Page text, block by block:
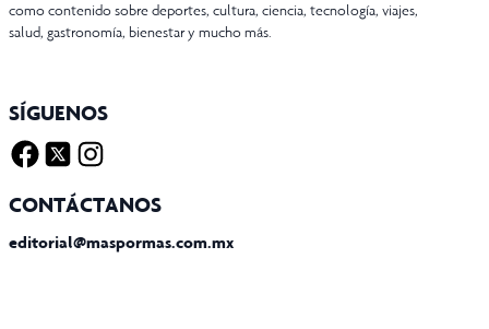
como contenido sobre deportes, cultura, ciencia, tecnología, viajes,
salud, gastronomía, bienestar y mucho más.
SÍGUENOS
CONTÁCTANOS
editorial@maspormas.com.mx